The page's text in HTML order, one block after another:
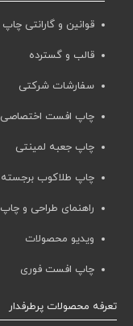
قوانین و گارانتی چاپ
قالب و گسترده
سفارشات شرکتی
چاپ افست اختصاصی
چاپ جعبه لمینتی
چاپ طلاکوب برجسته
راهنمای طراحی و چاپ
ویدیو محصولات
چاپ افست فوری
تعرفه محصولات پرطرفدار